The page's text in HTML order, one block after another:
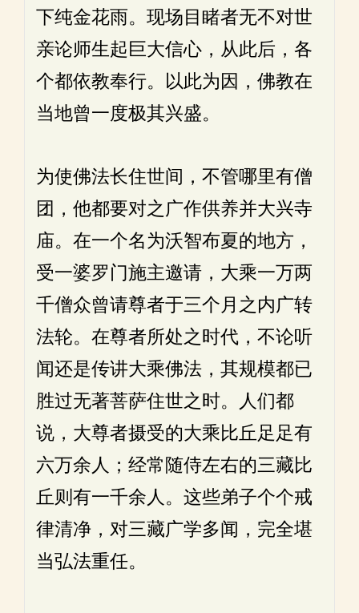
下纯金花雨。现场目睹者无不对世
亲论师生起巨大信心，从此后，各
个都依教奉行。以此为因，佛教在
当地曾一度极其兴盛。
为使佛法长住世间，不管哪里有僧
团，他都要对之广作供养并大兴寺
庙。在一个名为沃智布夏的地方，
受一婆罗门施主邀请，大乘一万两
千僧众曾请尊者于三个月之内广转
法轮。在尊者所处之时代，不论听
闻还是传讲大乘佛法，其规模都已
胜过无著菩萨住世之时。人们都
说，大尊者摄受的大乘比丘足足有
六万余人；经常随侍左右的三藏比
丘则有一千余人。这些弟子个个戒
律清净，对三藏广学多闻，完全堪
当弘法重任。